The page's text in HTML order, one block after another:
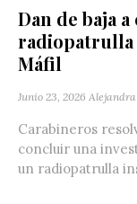
Dan de baja
radiopatrulla
Máfil
Junio 23, 2026
Carabineros
concluir una
un radiopatrulla